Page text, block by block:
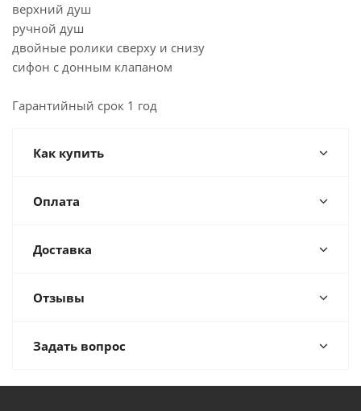
верхний душ
ручной душ
двойные ролики сверху и снизу
сифон с донным клапаном
Гарантийный срок 1 год
Как купить
Оплата
Доставка
Отзывы
Задать вопрос